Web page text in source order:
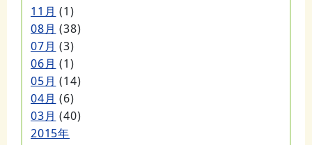
11月 (1)
08月 (38)
07月 (3)
06月 (1)
05月 (14)
04月 (6)
03月 (40)
2015年